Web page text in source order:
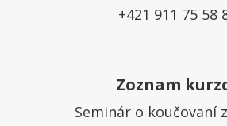
+421 911 75 58
Zoznam
Seminár o koučovaní